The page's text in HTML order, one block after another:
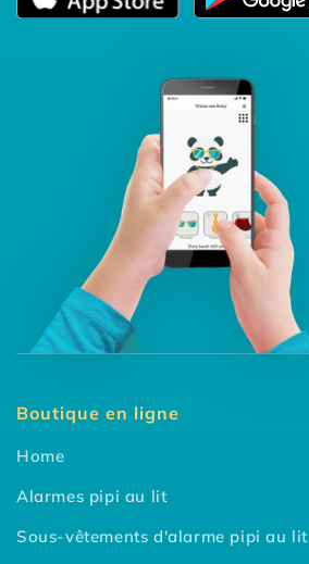
Boutique en ligne
Home
Alarmes pipi au lit
Sous-vêtements d'alarme pipi au lit